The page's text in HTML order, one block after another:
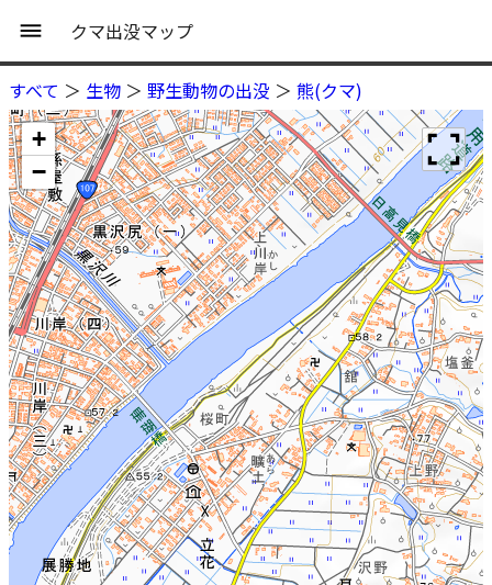
クマ出没マップ
すべて ＞ 生物 ＞ 野生動物の出没 ＞ 熊(クマ)
+
−